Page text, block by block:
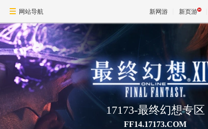
网站导航 新网游 新页游
17173-最终幻想专区
FF14.17173.COM